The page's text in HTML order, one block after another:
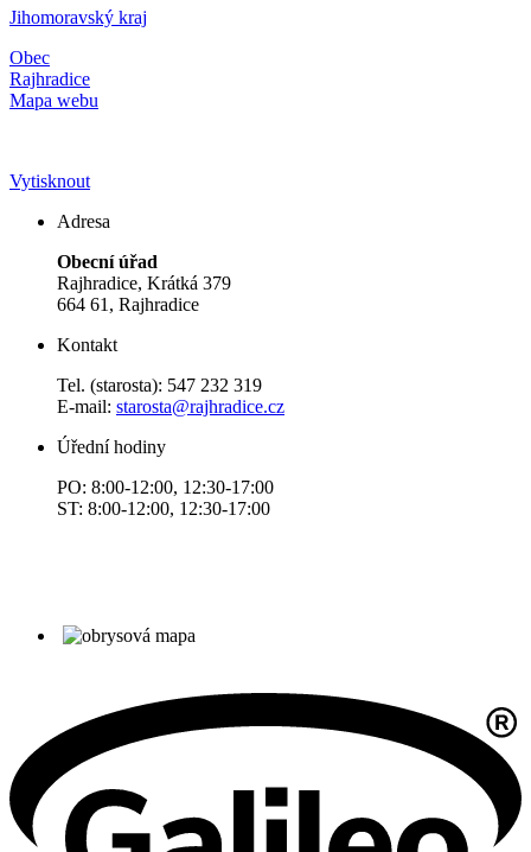
Jihomoravský kraj
Obec
Rajhradice
Mapa webu
Vytisknout
Adresa
Obecní úřad
Rajhradice, Krátká 379
664 61, Rajhradice
Kontakt
Tel. (starosta): 547 232 319
E-mail: starosta@rajhradice.cz
Úřední hodiny
PO: 8:00-12:00, 12:30-17:00
ST: 8:00-12:00, 12:30-17:00